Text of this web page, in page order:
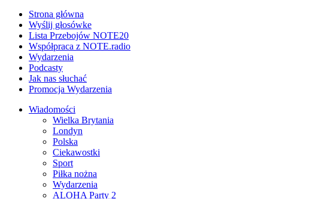
Strona główna
Wyślij głosówke
Lista Przebojów NOTE20
Współpraca z NOTE.radio
Wydarzenia
Podcasty
Jak nas słuchać
Promocja Wydarzenia
Wiadomości
Wielka Brytania
Londyn
Polska
Ciekawostki
Sport
Piłka nożna
Wydarzenia
ALOHA Party 2